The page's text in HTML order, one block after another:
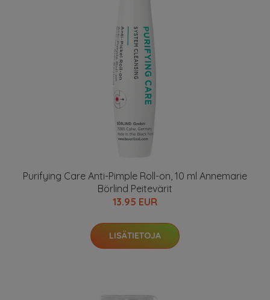
Purifying Care Anti-Pimple Roll-on, 10 ml Annemarie
Börlind Peitevärit
13.95 EUR
LISÄTIETOJA